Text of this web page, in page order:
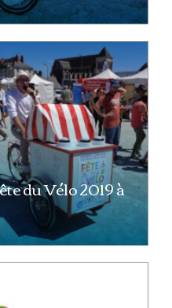
du Vélo 2019 à